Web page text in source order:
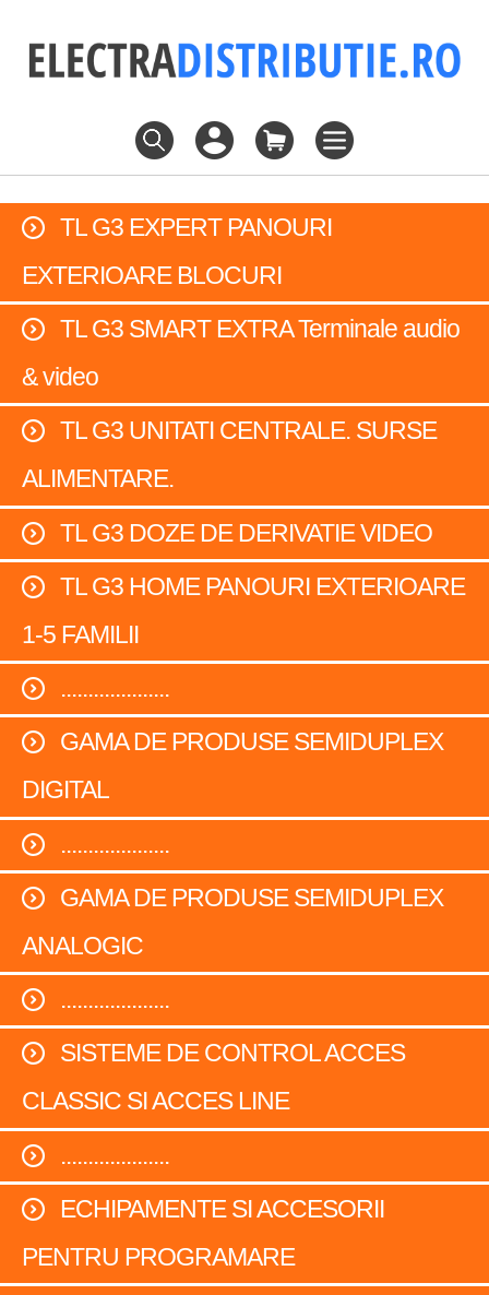
TL G3 EXPERT PANOURI
EXTERIOARE BLOCURI
TL G3 SMART EXTRA Terminale audio
& video
TL G3 UNITATI CENTRALE. SURSE
ALIMENTARE.
TL G3 DOZE DE DERIVATIE VIDEO
TL G3 HOME PANOURI EXTERIOARE
1-5 FAMILII
....................
GAMA DE PRODUSE SEMIDUPLEX
DIGITAL
....................
GAMA DE PRODUSE SEMIDUPLEX
ANALOGIC
....................
SISTEME DE CONTROL ACCES
CLASSIC SI ACCES LINE
....................
ECHIPAMENTE SI ACCESORII
PENTRU PROGRAMARE